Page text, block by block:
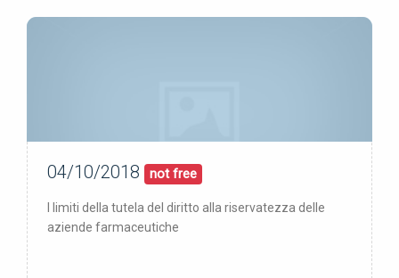
pubblicata: 04/10/18
04/10/2018 not free
I limiti della tutela del diritto alla riservatezza delle
aziende farmaceutiche